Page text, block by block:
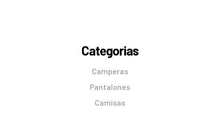
Categorias
Camperas
Pantalones
Camisas